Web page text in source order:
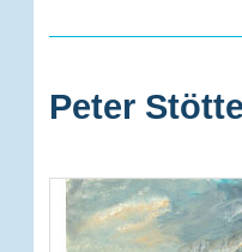
Peter